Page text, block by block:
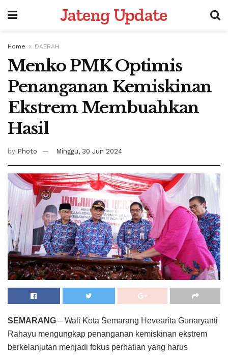
Jateng Update
Home DAERAH
Menko PMK Optimis
Penanganan Kemiskinan
Ekstrem Membuahkan
Hasil
by Photo Minggu, 30 Jun 2024
SEMARANG – Wali Kota Semarang Hevearita Gunaryanti
Rahayu mengungkap penanganan kemiskinan ekstrem
berkelanjutan menjadi fokus perhatian yang harus